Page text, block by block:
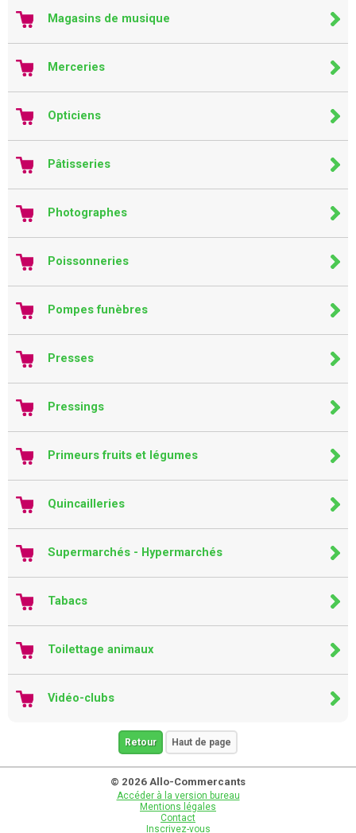
Magasins de musique
Merceries
Opticiens
Pâtisseries
Photographes
Poissonneries
Pompes funèbres
Presses
Pressings
Primeurs fruits et légumes
Quincailleries
Supermarchés - Hypermarchés
Tabacs
Toilettage animaux
Vidéo-clubs
Retour Haut de page
© 2026 Allo-Commercants
Accéder à la version bureau
Mentions légales
Contact
Inscrivez-vous